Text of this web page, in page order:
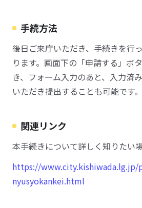
手続方法
後日ご来庁いただき、手続きを行
ります。画面下の「申請する」ボ
き、フォーム入力のあと、入力済
いただき提出することも可能です。
関連リンク
本手続きについて詳しく知りたい
https://www.city.kishiwada.lg.jp/
nyusyokankei.html